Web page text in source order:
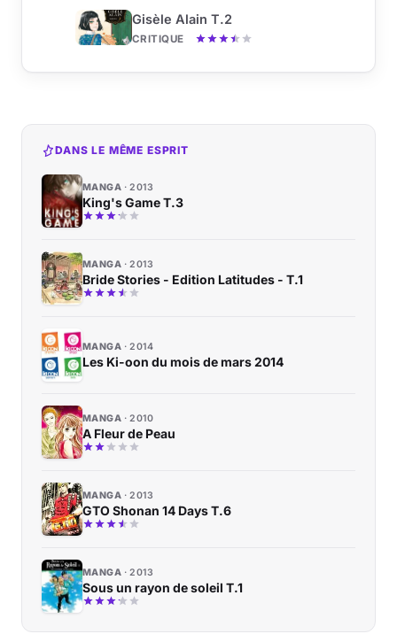
Gisèle Alain T.2
CRITIQUE
DANS LE MÊME ESPRIT
MANGA 2013
King's Game T.3
MANGA 2013
Bride Stories - Edition Latitudes - T.1
MANGA 2014
Les Ki-oon du mois de mars 2014
MANGA 2010
A Fleur de Peau
MANGA 2013
GTO Shonan 14 Days T.6
MANGA 2013
Sous un rayon de soleil T.1